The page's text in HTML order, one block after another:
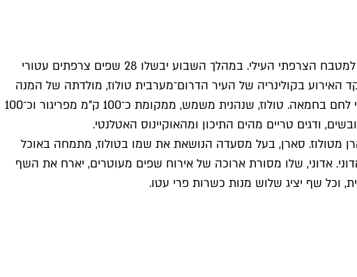
שבוע הקולינריה הצרפתית יתקיים ברחבי הארץ בפעם הרביעית. מאחורי החגיגה עומד הרצון לחשוף את הציבור הישראלי למטבח הצרפתי העילי. במהלך השבוע יבשלו 28 שפים צרפתים עטורי
ברחבי הארץ. השנה יתמקד האירוע בקולינריה של העיר הדרום־מערבית טולוז, מולדתה של המנה
המפורסמת קסולה – תבשיל קדרה מושחת משעועית לבנה, נתחי בשר ושומן חזיר, נקניקיות חזיר, ברווז קונפי וציפוי פירורי לחם בחמאה. טולוז, שנהנית משמש, ממקומת כ־100 ק"מ מפריגור וכ־100
ודגים טריים מהים התיכון ומהאוקיינוס האטלנטי.
מטולוז. סארן, בעל מסעדה הנושאת את שמו בטולוז, מתמחה באוכל
אדוני, שלו מסורת ארוכה של אירוח שפים מעוטרים, יארח את השף